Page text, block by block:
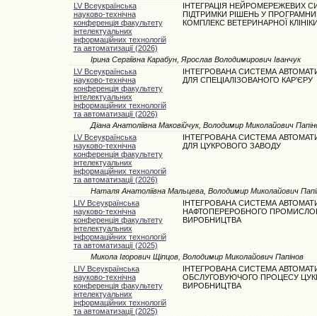
LV Всеукраїнська
науково-технічна
конференція факультету
інтелектуальних
інформаційних технологій
та автоматизації (2026)
ІНТЕГРАЦІЯ НЕЙРОМЕРЕЖЕВИХ
ПІДТРИМКИ РІШЕНЬ У
КОМПЛЕКС ВЕТЕРИНАРНОЇ
Ірина Сергіївна Карабун, Ярослав Володимирович Іванчук
LV Всеукраїнська
науково-технічна
конференція факультету
інтелектуальних
інформаційних технологій
та автоматизації (2026)
ІНТЕГРОВАНА СИСТЕМА
ДЛЯ СПЕЦІАЛІЗОВАНОГО КАР’ЄРУ
Діана Анатоліївна Маковійчук, Володимир Миколайович
LV Всеукраїнська
науково-технічна
конференція факультету
інтелектуальних
інформаційних технологій
та автоматизації (2026)
ІНТЕГРОВАНА СИСТЕМА
ДЛЯ ЦУКРОВОГО ЗАВОДУ
Наталя Анатоліївна Мальцева, Володимир Миколайович
LIV Всеукраїнська
науково-технічна
конференція факультету
інтелектуальних
інформаційних технологій
та автоматизації (2025)
ІНТЕГРОВАНА СИСТЕМА
НАФТОПЕРЕРОБНОГО
ВИРОБНИЦТВА
Микола Ігорович Щіпцов, Володимир Миколайович Папінов
LIV Всеукраїнська
науково-технічна
конференція факультету
інтелектуальних
інформаційних технологій
та автоматизації (2025)
ІНТЕГРОВАНА СИСТЕМА
ОБСЛУГОВУЮЧОГО ПРОЦЕСУ
ВИРОБНИЦТВА